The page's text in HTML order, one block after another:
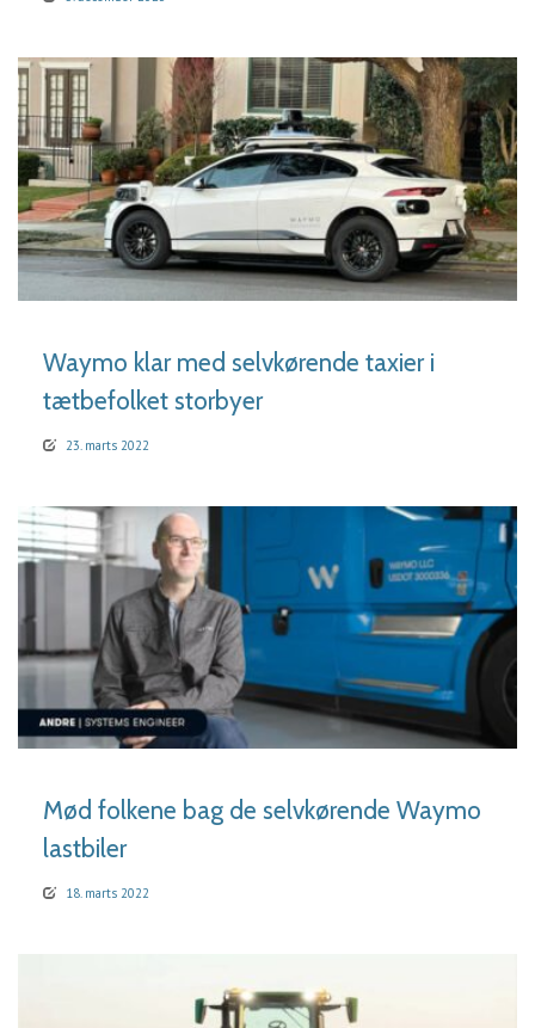
LÆS MERE
Waymo klar med selvkørende taxier i
tætbefolket storbyer
23. marts 2022
LÆS MERE
Mød folkene bag de selvkørende Waymo
lastbiler
18. marts 2022